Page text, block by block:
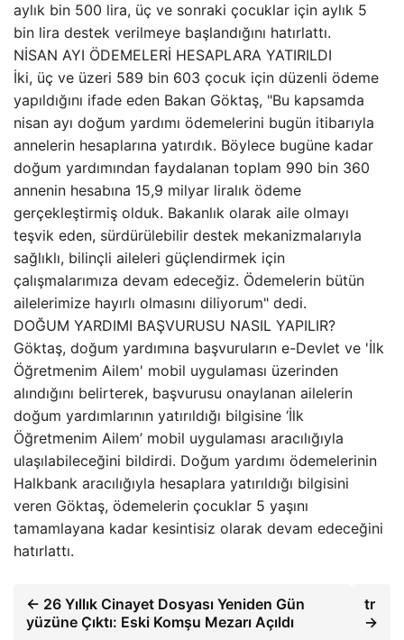
aylık bin 500 lira, üç ve sonraki çocuklar için aylık 5
bin lira destek verilmeye başlandığını hatırlattı.
NİSAN AYI ÖDEMELERİ HESAPLARA YATIRILDI
İki, üç ve üzeri 589 bin 603 çocuk için düzenli ödeme
yapıldığını ifade eden Bakan Göktaş, "Bu kapsamda
nisan ayı doğum yardımı ödemelerini bugün itibarıyla
annelerin hesaplarına yatırdık. Böylece bugüne kadar
doğum yardımından faydalanan toplam 990 bin 360
annenin hesabına 15,9 milyar liralık ödeme
gerçekleştirmiş olduk. Bakanlık olarak aile olmayı
teşvik eden, sürdürülebilir destek mekanizmalarıyla
sağlıklı, bilinçli aileleri güçlendirmek için
çalışmalarımıza devam edeceğiz. Ödemelerin bütün
ailelerimize hayırlı olmasını diliyorum" dedi.
DOĞUM YARDIMI BAŞVURUSU NASIL YAPILIR?
Göktaş, doğum yardımına başvuruların e-Devlet ve 'İlk
Öğretmenim Ailem' mobil uygulaması üzerinden
alındığını belirterek, başvurusu onaylanan ailelerin
doğum yardımlarının yatırıldığı bilgisine ‘İlk
Öğretmenim Ailem’ mobil uygulaması aracılığıyla
ulaşılabileceğini bildirdi. Doğum yardımı ödemelerinin
Halkbank aracılığıyla hesaplara yatırıldığı bilgisini
veren Göktaş, ödemelerin çocuklar 5 yaşını
tamamlayana kadar kesintisiz olarak devam edeceğini
hatırlattı.
← 26 Yıllık Cinayet Dosyası Yeniden Gün
yüzüne Çıktı: Eski Komşu Mezarı Açıldı
tr
→